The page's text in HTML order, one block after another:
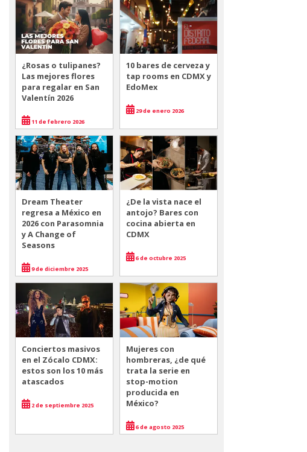
¿Rosas o tulipanes?
Las mejores flores
para regalar en San
Valentín 2026
11 de febrero 2026
10 bares de cerveza y
tap rooms en CDMX y
EdoMex
29 de enero 2026
Dream Theater
regresa a México en
2026 con Parasomnia
y A Change of
Seasons
9 de diciembre 2025
¿De la vista nace el
antojo? Bares con
cocina abierta en
CDMX
6 de octubre 2025
Conciertos masivos
en el Zócalo CDMX:
estos son los 10 más
atascados
2 de septiembre 2025
Mujeres con
hombreras, ¿de qué
trata la serie en
stop-motion
producida en
México?
6 de agosto 2025